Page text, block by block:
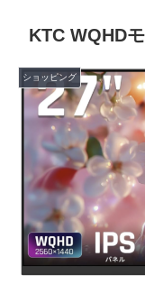
KTC WQHD
ショッピング